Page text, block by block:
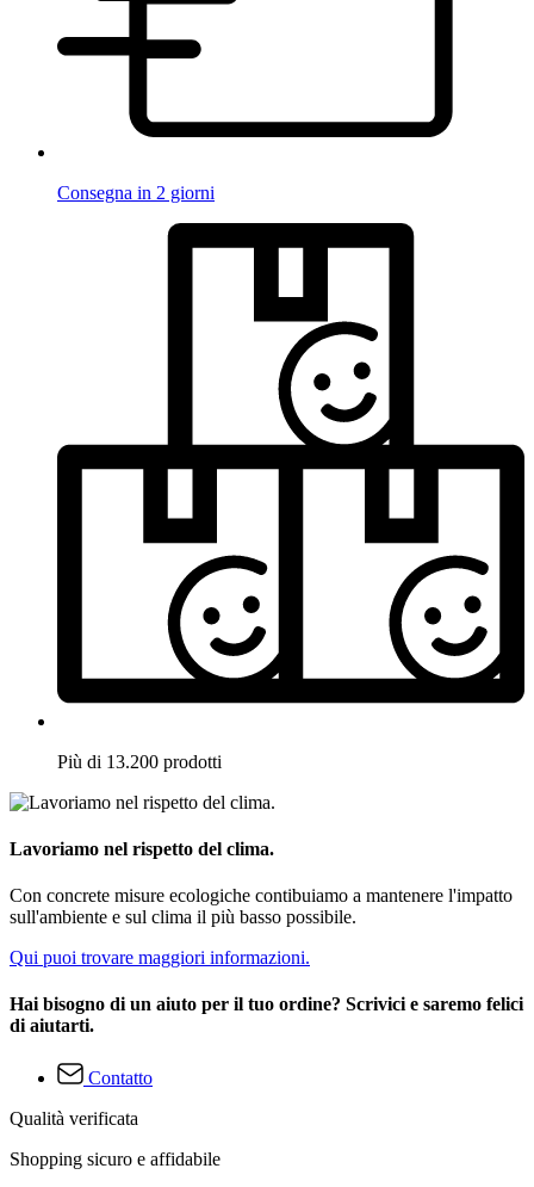
Consegna in 2 giorni
Più di 13.200 prodotti
Lavoriamo nel rispetto del clima.
Con concrete misure ecologiche contibuiamo a mantenere l'impatto
sull'ambiente e sul clima il più basso possibile.
Qui puoi trovare maggiori informazioni.
Hai bisogno di un aiuto per il tuo ordine? Scrivici e saremo felici
di aiutarti.
Contatto
Qualità verificata
Shopping sicuro e affidabile